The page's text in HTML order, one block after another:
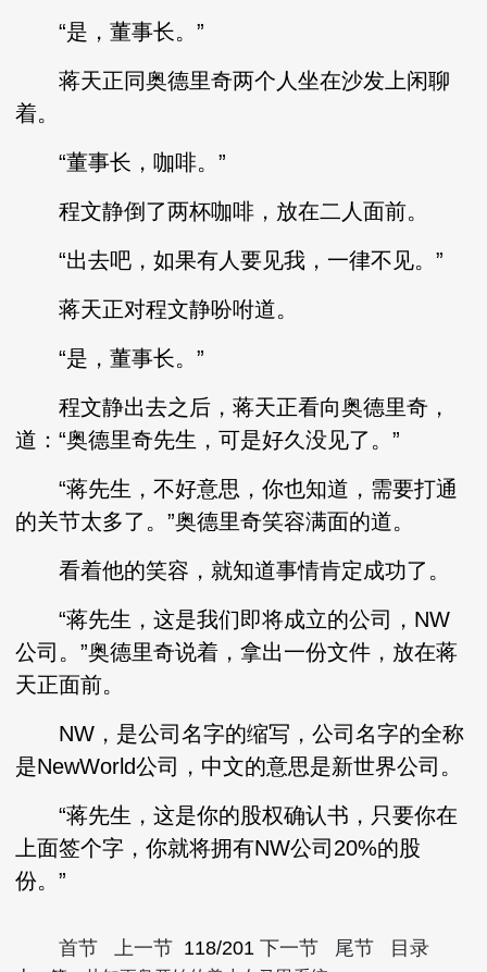
“是，董事长。”
蒋天正同奥德里奇两个人坐在沙发上闲聊
着。
“董事长，咖啡。”
程文静倒了两杯咖啡，放在二人面前。
“出去吧，如果有人要见我，一律不见。”
蒋天正对程文静吩咐道。
“是，董事长。”
程文静出去之后，蒋天正看向奥德里奇，
道：“奥德里奇先生，可是好久没见了。”
“蒋先生，不好意思，你也知道，需要打通
的关节太多了。”奥德里奇笑容满面的道。
看着他的笑容，就知道事情肯定成功了。
“蒋先生，这是我们即将成立的公司，NW
公司。”奥德里奇说着，拿出一份文件，放在蒋
天正面前。
NW，是公司名字的缩写，公司名字的全称
是NewWorld公司，中文的意思是新世界公司。
“蒋先生，这是你的股权确认书，只要你在
上面签个字，你就将拥有NW公司20%的股
份。”
首节 上一节 118/201 下一节 尾节 目录